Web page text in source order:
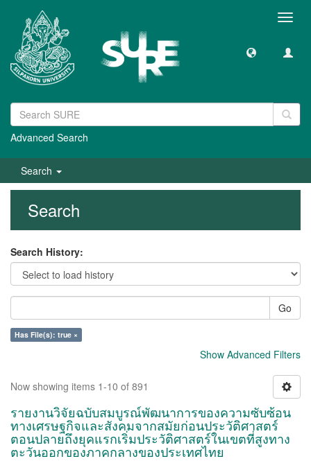
Advanced Search
Search
Search
Search History:
Go
Has File(s): true ×
Show Advanced Filters
Now showing items 1-10 of 891
รายงานวิจัยฉบับสมบูรณ์พัฒนาการของความซับซ้อน
ทางเศรษฐกิจและสังคมจากสมัยก่อนประวัติศาสตร์
ตอนปลายถึงยุคแรกเริ่มประวัติศาสตร์ในเขตที่สูงทาง
ตะวันออกของภาคกลางของประเทศไทย